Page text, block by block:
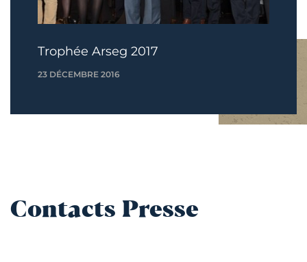
Trophée Arseg 2017
23 DÉCEMBRE 2016
Contacts Presse